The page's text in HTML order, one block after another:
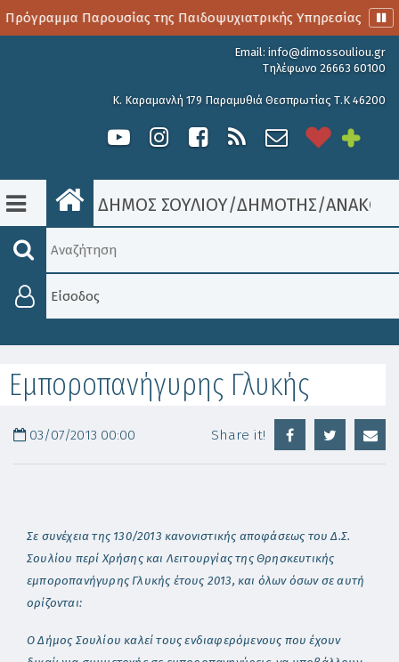
Παρουσίας της Παιδοψυχιατρικής Υπηρεσίας
Email: info@dimossouliou.gr
Τηλέφωνο 26663 60100
Κ. Καραμανλή 179 Παραμυθιά Θεσπρωτίας Τ.Κ 46200
ΔΗΜΟΣ ΣΟΥΛΙΟΥ/ΔΗΜΟΤΗΣ/
Είσοδος
Εμποροπανήγυρης Γλυκής
03/07/2013 00:00 Share it!
Σε συνέχεια της 130/2013 κανονιστικής αποφάσεως του Δ.Σ.
Σουλίου περί Χρήσης και Λειτουργίας της Θρησκευτικής
εμποροπανήγυρης Γλυκής έτους 2013, και όλων όσων σε αυτή
ορίζονται:
Ο Δήμος Σουλίου καλεί τους ενδιαφερόμενους που έχουν